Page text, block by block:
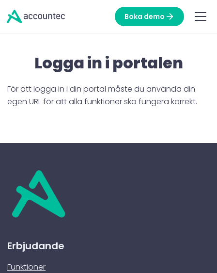
Boka demo
Logga in i portalen
För att logga in i din portal måste du använda din
egen URL för att alla funktioner ska fungera korrekt.
Erbjudande
Funktioner